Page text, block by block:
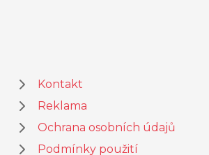
Kontakt
Reklama
Ochrana osobních údajů
Podmínky použití